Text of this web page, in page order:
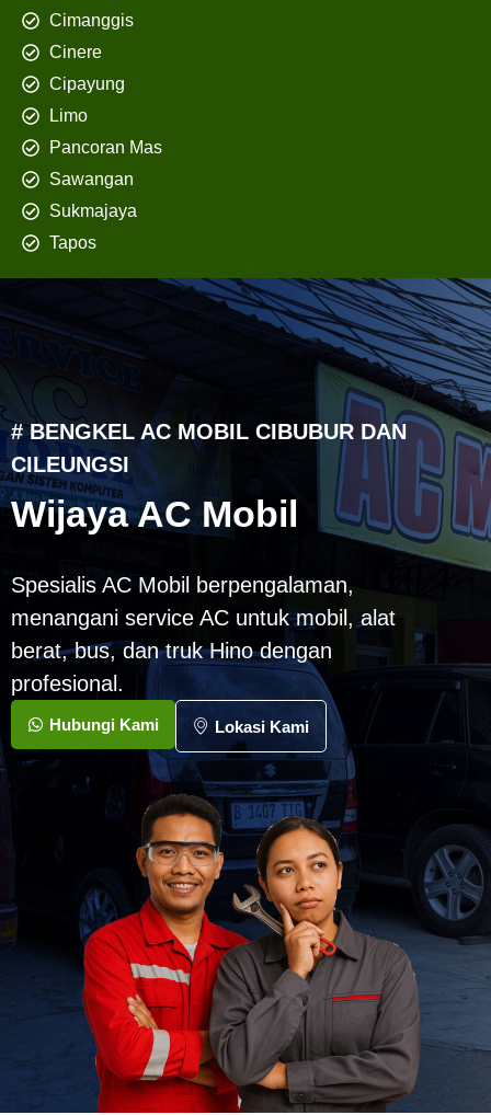
Cimanggis
Cinere
Cipayung
Limo
Pancoran Mas
Sawangan
Sukmajaya
Tapos
# BENGKEL AC MOBIL CIBUBUR DAN
CILEUNGSI
Wijaya AC Mobil
Spesialis AC Mobil berpengalaman,
menangani service AC untuk mobil, alat
berat, bus, dan truk Hino dengan
profesional.
Hubungi Kami Lokasi Kami